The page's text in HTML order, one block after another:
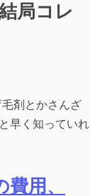
局コレ
剤とかさんざ
早く知っていれ
用、